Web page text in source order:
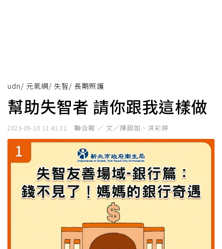
udn/ 元氣網/ 失智/ 長期照護
幫助失智者 請你跟我這樣做
2023-09-10 11:41:21 聯合報 ／ 文／陳韻如、洪彩婷